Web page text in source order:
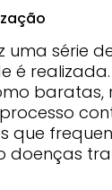
série
é
baratas,
que
doenças